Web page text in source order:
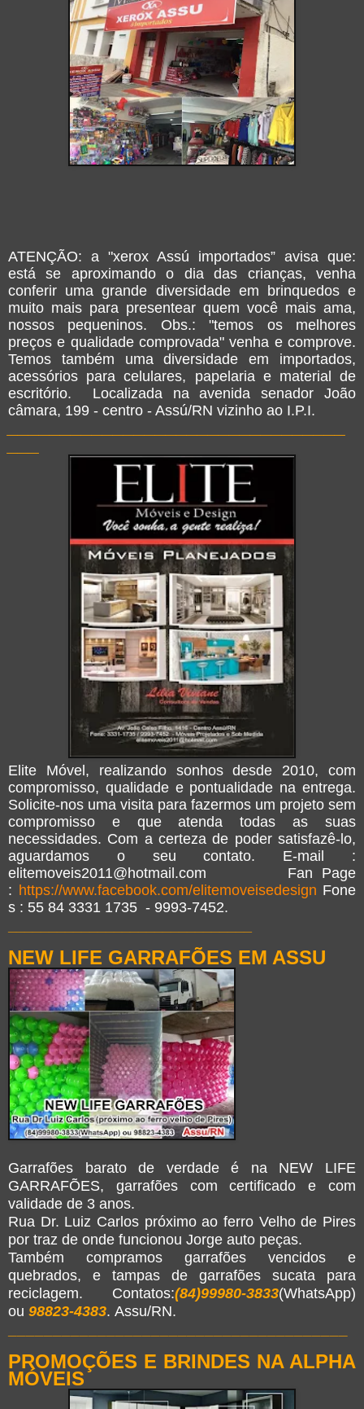
ATENÇÃO: a "xerox Assú importados” avisa que:
está se aproximando o dia das crianças, venha
conferir uma grande diversidade em brinquedos e
muito mais para presentear quem você mais ama,
nossos pequeninos. Obs.: "temos os melhores
preços e qualidade comprovada" venha e comprove.
Temos também uma diversidade em importados,
acessórios para celulares, papelaria e material de
escritório. Localizada na avenida senador João
câmara, 199 - centro - Assú/RN vizinho ao I.P.I.
Elite Móvel, realizando sonhos desde 2010, com
compromisso, qualidade e pontualidade na entrega.
Solicite-nos uma visita para fazermos um projeto sem
compromisso e que atenda todas as suas
necessidades. Com a certeza de poder satisfazê-lo,
aguardamos o seu contato. E-mail :
elitemoveis2011@hotmail.com Fan Page
: https://www.facebook.com/elitemoveisedesign Fone
s : 55 84 3331 1735 - 9993-7452.
NEW LIFE GARRAFÕES EM ASSU
Garrafões barato de verdade é na NEW LIFE
GARRAFÕES, garrafões com certificado e com
validade de 3 anos.
Rua Dr. Luiz Carlos próximo ao ferro Velho de Pires
por traz de onde funcionou Jorge auto peças.
Também compramos garrafões vencidos e
quebrados, e tampas de garrafões sucata para
reciclagem. Contatos:(84)99980-3833(WhatsApp)
ou 98823-4383. Assu/RN.
PROMOÇÕES E BRINDES NA ALPHA
MÓVEIS